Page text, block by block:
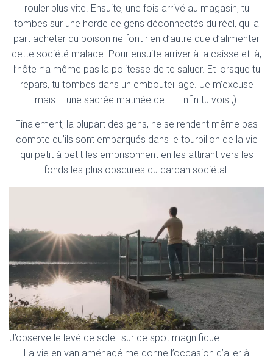
rouler plus vite. Ensuite, une fois arrivé au magasin, tu
tombes sur une horde de gens déconnectés du réel, qui a
part acheter du poison ne font rien d’autre que d’alimenter
cette société malade. Pour ensuite arriver à la caisse et là,
l’hôte n’a même pas la politesse de te saluer. Et lorsque tu
repars, tu tombes dans un embouteillage. Je m’excuse
mais … une sacrée matinée de …. Enfin tu vois ;).
Finalement, la plupart des gens, ne se rendent même pas
compte qu’ils sont embarqués dans le tourbillon de la vie
qui petit à petit les emprisonnent en les attirant vers les
fonds les plus obscures du carcan sociétal.
J’observe le levé de soleil sur ce spot magnifique
La vie en van aménagé me donne l’occasion d’aller à